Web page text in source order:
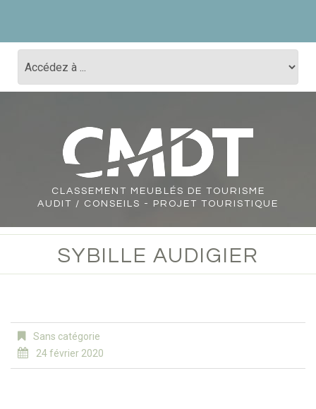
CLASSEMENT
MEUBLÉS DE TOURISME
AUDIT / CONSEILS - PROJET TOURISTIQUE
SYBILLE AUDIGIER
Sans catégorie
24 février 2020